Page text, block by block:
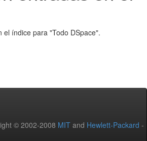
el índice para "Todo DSpace".
© 2002-2008 MIT and Hewlett-Packard -